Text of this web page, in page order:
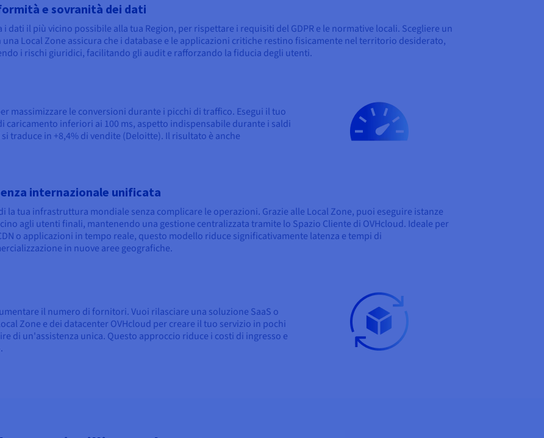
e sovranità dei dati
i dati il più vicino possibile alla tua Region, per rispettare i requisiti del GDPR e le normative locali. Scegliere un
una Local Zone assicura che i database e le applicazioni critiche restino fisicamente nel territorio desiderato,
i rischi giuridici, facilitando gli audit e rafforzando la fiducia degli utenti.
massimizzare le conversioni durante i picchi di traffico. Esegui il tuo
caricamento inferiori ai 100 ms, aspetto indispensabile durante i saldi
traduce in +8,4% di vendite (Deloitte). Il risultato è anche
internazionale unificata
la tua infrastruttura mondiale senza complicare le operazioni. Grazie alle Local Zone, puoi eseguire istanze
agli utenti finali, mantenendo una gestione centralizzata tramite lo Spazio Cliente di OVHcloud. Ideale per
o applicazioni in tempo reale, questo modello riduce significativamente latenza e tempi di
in nuove aree geografiche.
il numero di fornitori. Vuoi rilasciare una soluzione SaaS o
Zone e dei datacenter OVHcloud per creare il tuo servizio in pochi
di un'assistenza unica. Questo approccio riduce i costi di ingresso e